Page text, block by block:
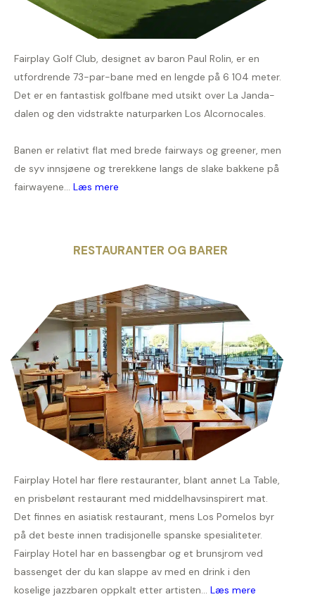
Fairplay Golf Club, designet av baron Paul Rolin, er en
utfordrende 73-par-bane med en lengde på 6 104 meter.
Det er en fantastisk golfbane med utsikt over La Janda-
dalen og den vidstrakte naturparken Los Alcornocales.
Banen er relativt flat med brede fairways og greener, men
de syv innsjøene og trerekkene langs de slake bakkene på
fairwayene... Læs mere
RESTAURANTER OG BARER
Fairplay Hotel har flere restauranter, blant annet La Table,
en prisbelønt restaurant med middelhavsinspirert mat.
Det finnes en asiatisk restaurant, mens Los Pomelos byr
på det beste innen tradisjonelle spanske spesialiteter.
Fairplay Hotel har en bassengbar og et brunsjrom ved
bassenget der du kan slappe av med en drink i den
koselige jazzbaren oppkalt etter artisten... Læs mere